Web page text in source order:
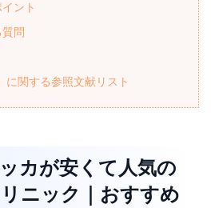
ント
問
に関する参照文献リスト
カが安くて人気の
ニック｜おすすめ